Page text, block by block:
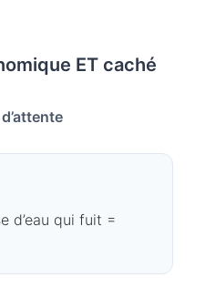
ET caché
d’eau qui fuit =